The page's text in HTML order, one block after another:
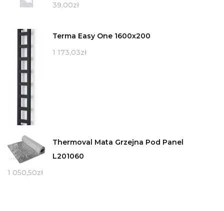
39,00zł
Terma Easy One 1600x200
1 173,03zł
Thermoval Mata Grzejna Pod Panel
L201060
1 050,50zł